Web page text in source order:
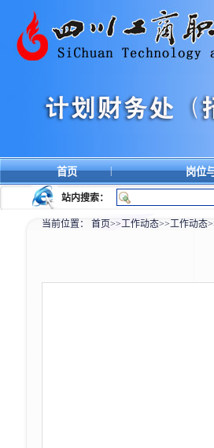
首页 | 岗位
站内搜索：
当前位置： 首页>>工作动态>>工作动态